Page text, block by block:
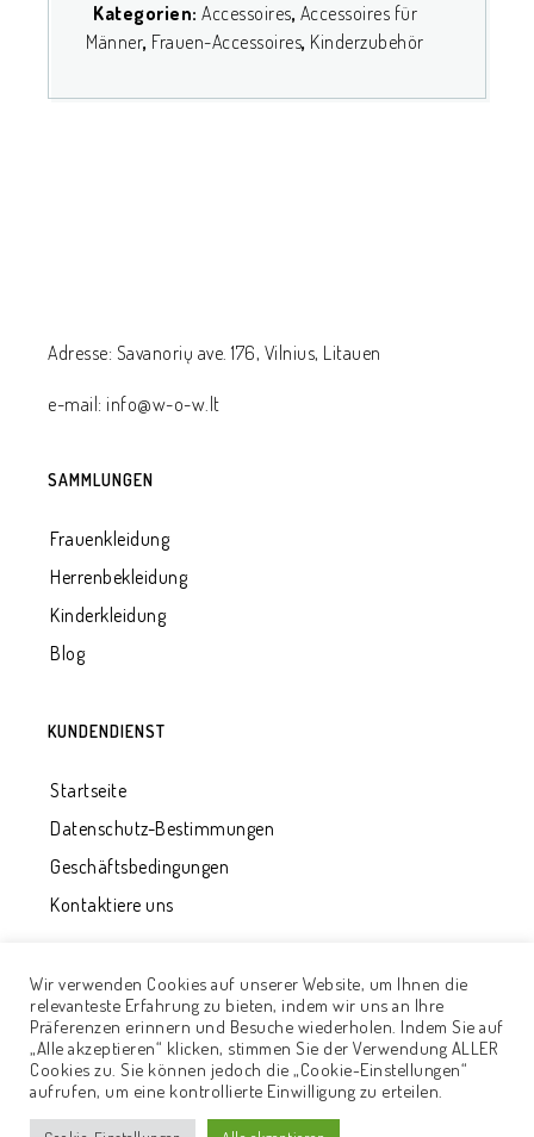
Kategorien: Accessoires, Accessoires für
Männer, Frauen-Accessoires, Kinderzubehör
Adresse: Savanorių ave. 176, Vilnius, Litauen
e-mail: info@w-o-w.lt
SAMMLUNGEN
Frauenkleidung
Herrenbekleidung
Kinderkleidung
Blog
KUNDENDIENST
Startseite
Datenschutz-Bestimmungen
Geschäftsbedingungen
Kontaktiere uns
© 2020 - UAB "Qualitätsentwicklung". Alle Rechte
vorbehalten. LösungAdisoft
Wir verwenden Cookies auf unserer Website, um Ihnen die
relevanteste Erfahrung zu bieten, indem wir uns an Ihre
Präferenzen erinnern und Besuche wiederholen. Indem Sie auf
„Alle akzeptieren“ klicken, stimmen Sie der Verwendung ALLER
Cookies zu. Sie können jedoch die „Cookie-Einstellungen“
aufrufen, um eine kontrollierte Einwilligung zu erteilen.